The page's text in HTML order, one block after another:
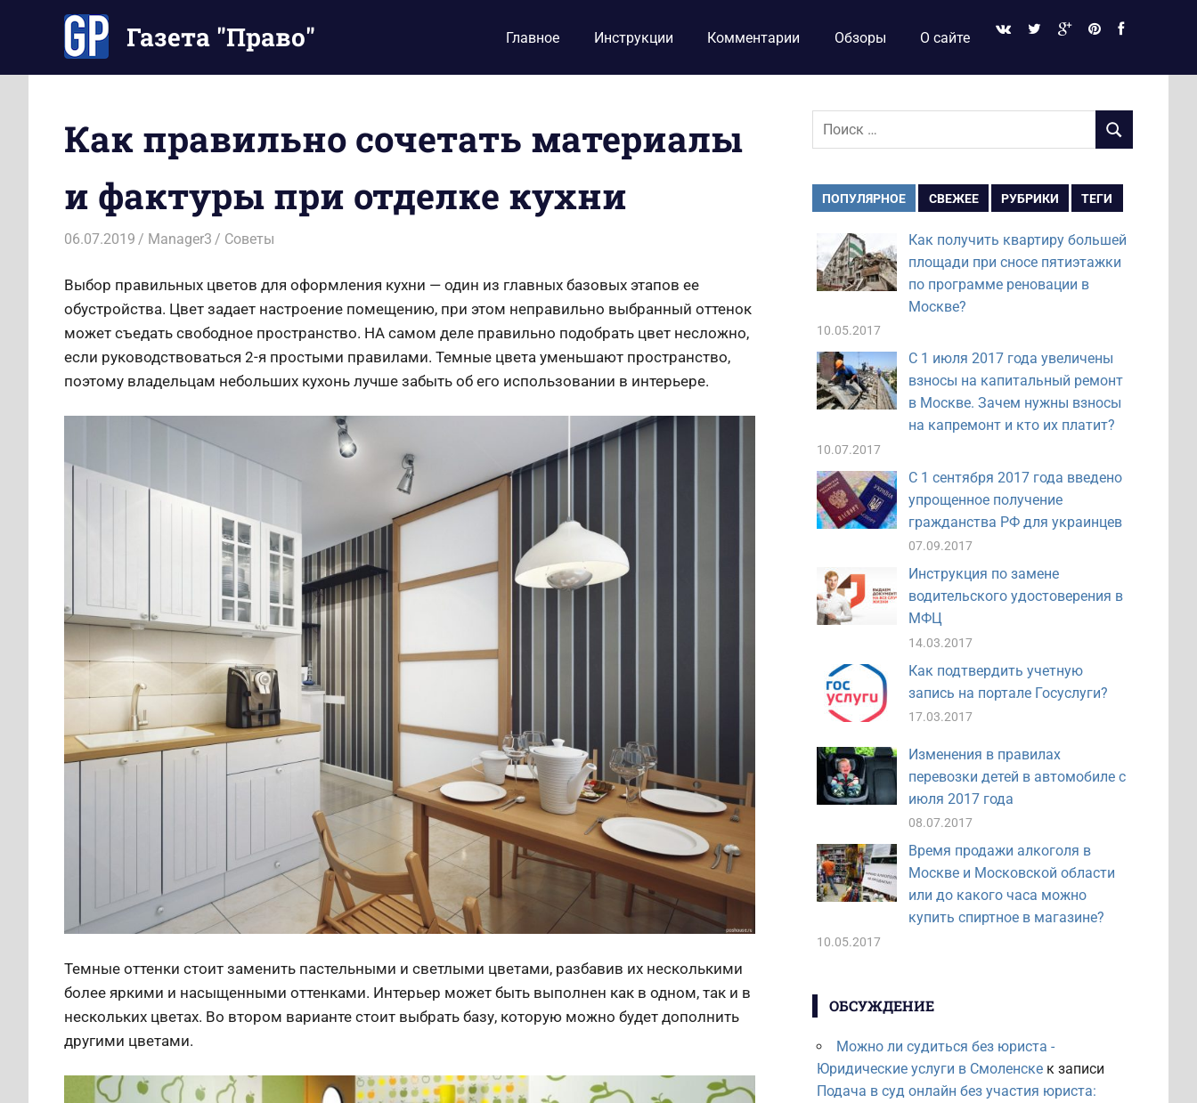
содержимому
Газета "Право"
Ваше
время
Главное Инструкции Комментарии Обзоры О сайте
Как правильно сочетать материалы
и фактуры при отделке кухни
06.07.2019 Manager3 Советы
Выбор правильных цветов для оформления кухни — один из главных базовых этапов ее
обустройства. Цвет задает настроение помещению, при этом неправильно выбранный оттенок
может съедать свободное пространство. НА самом деле правильно подобрать цвет несложно,
если руководствоваться 2-я простыми правилами. Темные цвета уменьшают пространство,
поэтому владельцам небольших кухонь лучше забыть об его использовании в интерьере.
Темные оттенки стоит заменить пастельными и светлыми цветами, разбавив их несколькими
более яркими и насыщенными оттенками. Интерьер может быть выполнен как в одном, так и в
нескольких цветах. Во втором варианте стоит выбрать базу, которую можно будет дополнить
другими цветами.
Поиск
ПОИСК
ПОПУЛЯРНОЕ СВЕЖЕЕ РУБРИКИ ТЕГИ
Как получить квартиру большей
площади при сносе пятиэтажки
по программе реновации в
Москве?
10.05.2017
С 1 июля 2017 года увеличены
взносы на капитальный ремонт
в Москве. Зачем нужны взносы
на капремонт и кто их платит?
10.07.2017
С 1 сентября 2017 года введено
упрощенное получение
гражданства РФ для украинцев
07.09.2017
Инструкция по замене
водительского удостоверения в
МФЦ
14.03.2017
Как подтвердить учетную
запись на портале Госуслуги?
17.03.2017
Изменения в правилах
перевозки детей в автомобиле с
июля 2017 года
08.07.2017
Время продажи алкоголя в
Москве и Московской области
или до какого часа можно
купить спиртное в магазине?
10.05.2017
ОБСУЖДЕНИЕ
Можно ли судиться без юриста -
Юридические услуги в Смоленскек записи
Подача в суд онлайн без участия юриста: